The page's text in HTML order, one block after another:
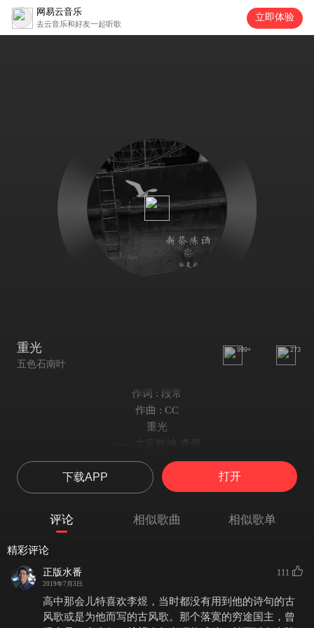
网易云音乐
去云音乐和好友一起听歌
立即体验
重光
五色石南叶
999+ 273
作词 : 段常
作曲 : CC
重光
——文定乾坤·李煜
策划：霍承钧
监制：南岐
作曲：CC
作词：段常
曲绘：黑色的花吱
视频：卡门的门
下载APP 打开
评论 相似歌曲 相似歌单
精彩评论
正版水番
2019年7月3日
111
高中那会儿特喜欢李煜，当时都没有用到他的诗句的古
风歌或是为他而写的古风歌。那个落寞的穷途国主，曾